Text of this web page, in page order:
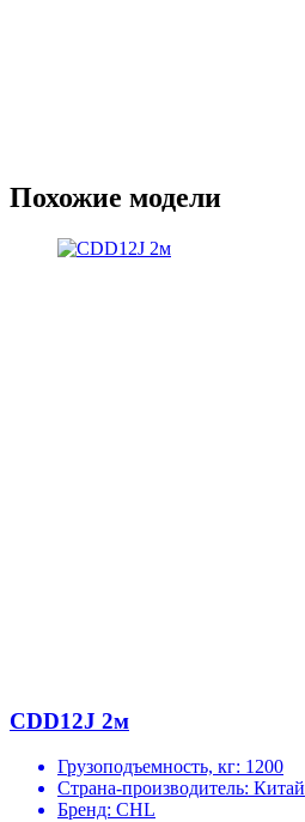
Похожие модели
CDD12J 2м
Грузоподъемность, кг: 1200
Страна-производитель: Китай
Бренд: CHL